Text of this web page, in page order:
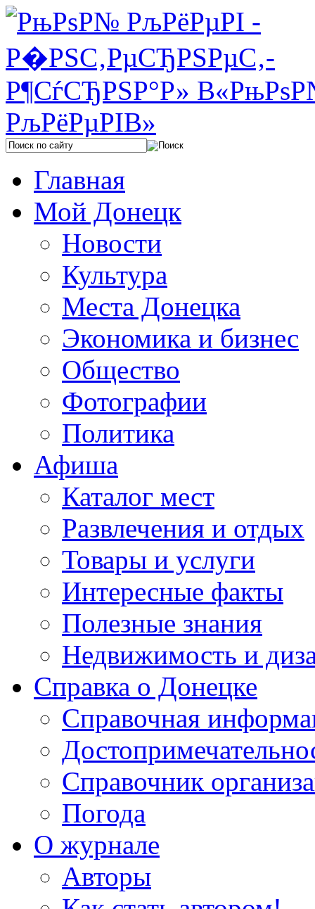
Главная
Мой Донецк
Новости
Культура
Места Донецка
Экономика и бизнес
Общество
Фотографии
Политика
Афиша
Каталог мест
Развлечения и отдых
Товары и услуги
Интересные факты
Полезные знания
Недвижимость и
Справка о Донецке
Справочная
Справочник
Погода
О журнале
Авторы